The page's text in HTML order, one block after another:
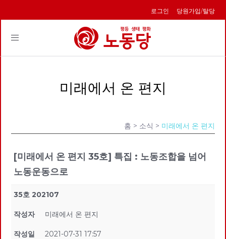
로그인 당원가입/탈당
Toggle
미래에서 온 편지
홈 > 소식 > 미래에서 온 편지
[미래에서 온 편지 35호] 특집 : 노동조합을 넘어
노동운동으로
35호 202107
작성자 미래에서 온 편지
작성일 2021-07-31 17:57